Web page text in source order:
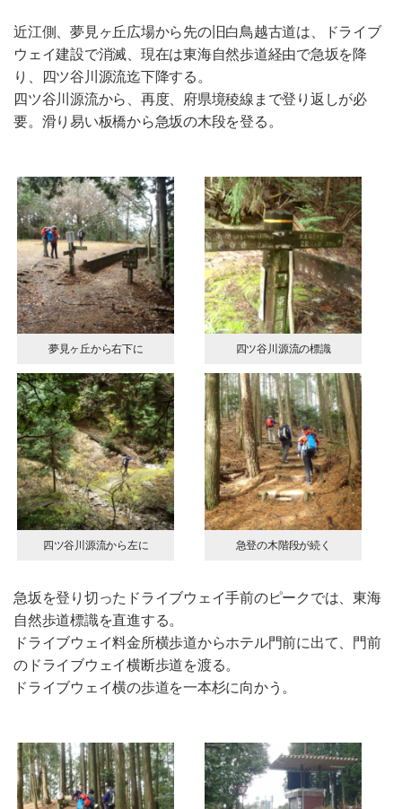
近江側、夢見ヶ丘広場から先の旧白鳥越古道は、ドライブ
ウェイ建設で消滅、現在は東海自然歩道経由で急坂を降
り、四ツ谷川源流迄下降する。
四ツ谷川源流から、再度、府県境稜線まで登り返しが必
要。滑り易い板橋から急坂の木段を登る。
夢見ヶ丘から右下に 四ツ谷川源流の標識
四ツ谷川源流から左に 急登の木階段が続く
急坂を登り切ったドライブウェイ手前のピークでは、東海
自然歩道標識を直進する。
ドライブウェイ料金所横歩道からホテル門前に出て、門前
のドライブウェイ横断歩道を渡る。
ドライブウェイ横の歩道を一本杉に向かう。